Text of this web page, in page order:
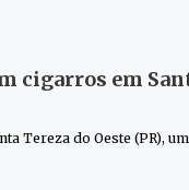
cigarros em
Tereza do Oeste (PR),